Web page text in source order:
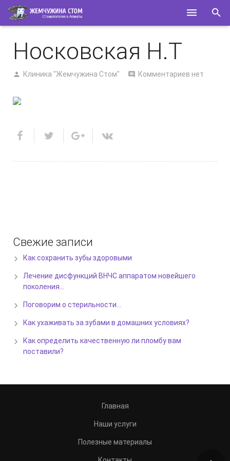
О НАС
ПОЛЕЗНОЕ
Носковская Н.Т
Клиника "Жемчужина Стом" Комментариев нет
Свежие записи
Как сохранить зубы здоровыми
Лечение дисфункций ВНЧС аппаратом новейшего
поколения…
Поговорим о стерильности…
Как ухаживать за зубами в домашних условиях?
Как определить качественную ли пломбу вам
поставили?
Главная
Наши услуги
Полезные материалы